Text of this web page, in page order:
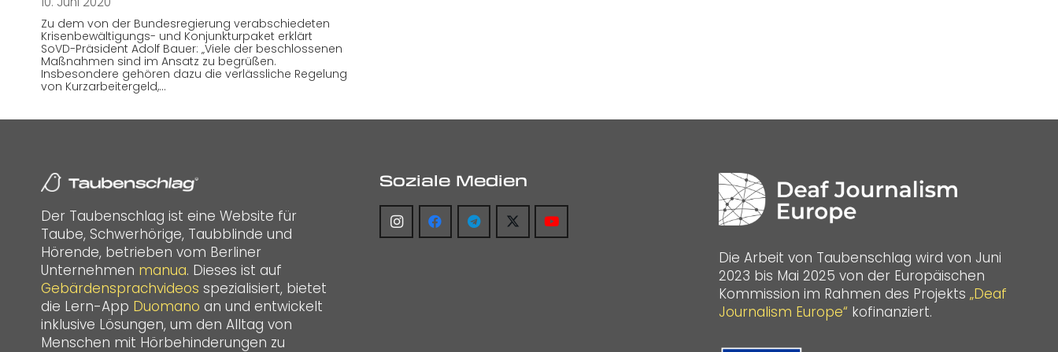
Zu dem von der Bundesregierung verabschiedeten
Krisenbewältigungs- und Konjunkturpaket erklärt
SoVD-Präsident Adolf Bauer: „Viele der beschlossenen
Maßnahmen sind im Ansatz zu begrüßen.
Insbesondere gehören dazu die verlässliche Regelung
von Kurzarbeitergeld,…
Der Taubenschlag ist eine Website für
Taube, Schwerhörige, Taubblinde und
Hörende, betrieben vom Berliner
Unternehmen manua. Dieses ist auf
Gebärdensprachvideos spezialisiert, bietet
die Lern-App Duomano an und entwickelt
inklusive Lösungen, um den Alltag von
Menschen mit Hörbehinderungen zu
Soziale Medien
Die Arbeit von Taubenschlag wird von Juni
2023 bis Mai 2025 von der Europäischen
Kommission im Rahmen des Projekts „Deaf
Journalism Europe“ kofinanziert.